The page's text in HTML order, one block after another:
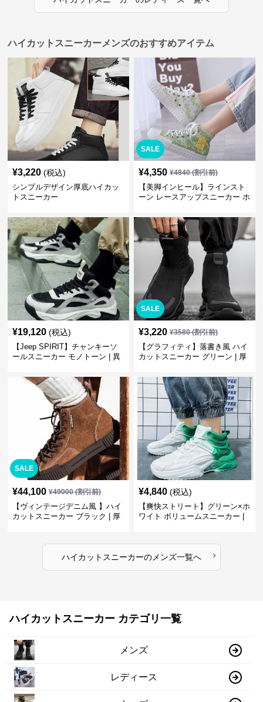
ハイカットスニーカーメンズのおすすめアイテム
¥3,220 (税込)
シンプルデザイン厚底ハイカッ
トスニーカー
SALE
¥4,350 ¥4840(割引前)
【美脚インヒール】ラインスト
ーン レースアップスニーカー ホ
¥19,120 (税込)
【Jeep SPIRIT】チャンキーソ
ールスニーカー モノトーン | 異
SALE
¥3,220 ¥3580(割引前)
【グラフィティ】落書き風 ハイ
カットスニーカー グリーン | 厚
SALE
¥44,100 ¥49000(割引前)
【ヴィンテージデニム風 】ハイ
カットスニーカー ブラック | 厚
¥4,840 (税込)
【爽快ストリート】グリーン×ホ
ワイト ボリュームスニーカー |
ハイカットスニーカーのメンズ一覧へ ›
ハイカットスニーカー カテゴリ一覧
メンズ
レディース